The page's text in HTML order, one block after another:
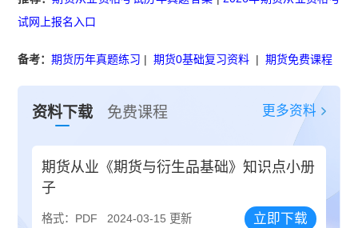
试网上报名入口
备考：期货历年真题练习 |期货0基础复习资料 |期货免费课程
资料下载 免费课程 更多资料
期货从业《期货与衍生品基础》知识点小册
子
格式：PDF 2024-03-15 更新 立即下载